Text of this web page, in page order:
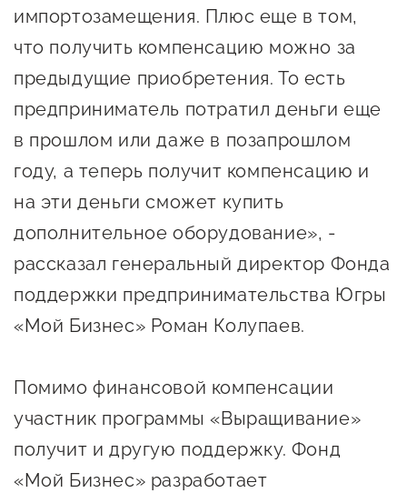
Оказание услуг в
О центре
Обучающие
мероприятия
Проекты
Поддержка центра
Онлайн-витрина
документы
Справочник
предпринимателя
Органы власти
предоставляющие поддержку
Каталог маркетплейсов
продукции
Госзакупки для малого
бизнеса
Каталог югорских франшиз
импортозамещения. Плюс еще в том,
что получить компенсацию можно за
предыдущие приобретения. То есть
предприниматель потратил деньги еще
в прошлом или даже в позапрошлом
году, а теперь получит компенсацию и
на эти деньги сможет купить
дополнительное оборудование», -
рассказал генеральный директор Фонда
поддержки предпринимательства Югры
«Мой Бизнес» Роман Колупаев.
Помимо финансовой компенсации
участник программы «Выращивание»
получит и другую поддержку. Фонд
«Мой Бизнес» разработает